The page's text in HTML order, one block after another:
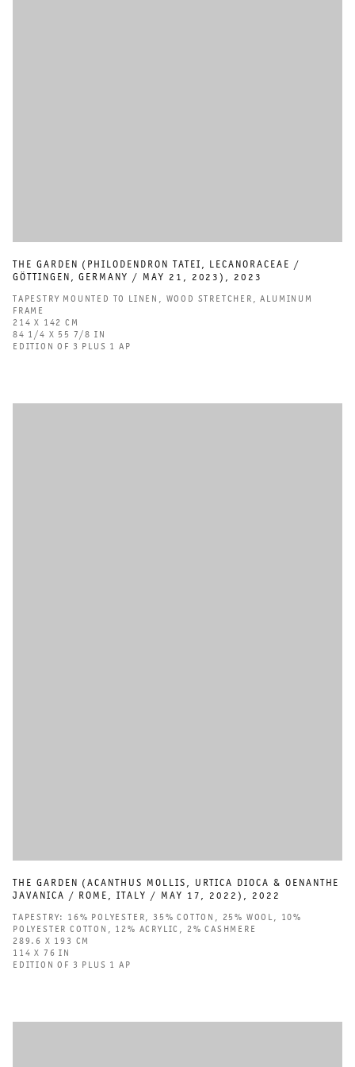
THE GARDEN (PHILODENDRON TATEI , LECANORACEAE /
GÖTTINGEN ,GERMANY / MAY 21 , 2023) , 2023
TAPESTRY MOUNTED TO LINEN , WOOD STRETCHER ,ALUMINUM
FRAME
214 X 142 CM
84 1/4 X 55 7/8 IN
EDITION OF 3 PLUS 1 AP
THE GARDEN (ACANTHUS MOLLIS , URTICA DIOCA & OENANTHE
JAVANICA / ROME ,ITALY / MAY 17 , 2022) , 2022
TAPESTRY: 16% POLYESTER,35% COTTON , 25% WOOL, 10%
POLYESTER COTTON , 12% ACRYLIC , 2% CASHMERE
289.6 X 193 CM
114 X 76 IN
EDITION OF 3 PLUS 1 AP